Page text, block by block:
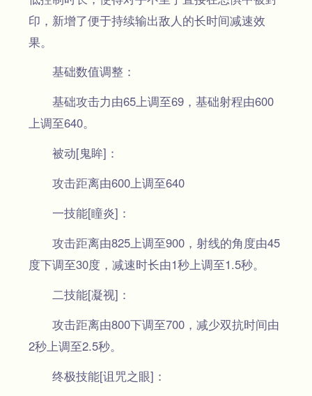
印，新增了便于持续输出敌人的长时间减速效
果。
基础数值调整：
基础攻击力由65上调至69，基础射程由600
上调至640。
被动[鬼眸]：
攻击距离由600上调至640
一技能[瞳炎]：
攻击距离由825上调至900，射线的角度由45
度下调至30度，减速时长由1秒上调至1.5秒。
二技能[凝视]：
攻击距离由800下调至700，减少双抗时间由
2秒上调至2.5秒。
终极技能[诅咒之眼]：